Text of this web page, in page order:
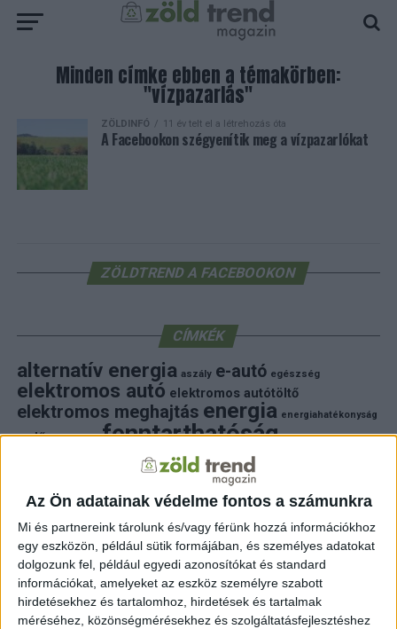
Az Ön adatainak védelme fontos a számunkra
Mi és partnereink tárolunk és/vagy férünk hozzá információkhoz
egy eszközön, például sütik formájában, és személyes adatokat
dolgozunk fel, például egyedi azonosítókat és standard
információkat, amelyeket az eszköz személyre szabott
hirdetésekhez és tartalomhoz, hirdetések és tartalmak
méréséhez, közönségmérésekhez és szolgáltatásfejlesztéshez
Minden címke ebben a témakörben:
"vízpazarlás"
ZÖLDINFÓ 11 év telt el a létrehozás óta
A Facebookon szégyenítik meg a vízpazarlókat
ZÖLDTREND A FACEBOOKON
CÍMKÉK
alternatív energia aszály e-autó egészség
elektromos autó elektromos autótöltő
elektromos meghajtás energia energiahatékonyság
erdő fejlesztés fenntarthatóság fotovoltaikus
hulladék időjárás klímaváltozás
környezet
környezetvédelem környezetvédelmi hírek
közlekedés megújuló energia mezőgazdaság
napelemnapelemeknapenergia
naperőmű solar solar energy szelektiv hulladék természet
természetvédelem villamosenergia villanyautó víz
autó
zöld energia zöld energiaforrás zöld hirek
állatvédelem áram életmód újrahasznosítás